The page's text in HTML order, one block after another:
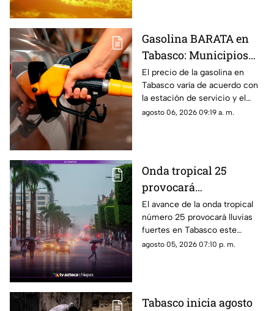
Gasolina BARATA en
Tabasco: Municipios
con los precio más
bajos hoy 6 de agosto
El precio de la gasolina en
Tabasco varía de acuerdo con
la estación de servicio y el
municipio. Te compartimos un
agosto 06, 2026 09:19 a. m.
Onda tropical 25
provocará
precipitaciones en
Tabasco este jueves 6
de agosto
El avance de la onda tropical
número 25 provocará lluvias
fuertes en Tabasco este
jueves 6 de agosto,
agosto 05, 2026 07:10 p. m.
Tabasco inicia agosto